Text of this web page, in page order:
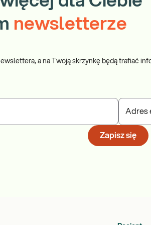
newsletterze
a na Twoją skrzynkę będą trafiać
Adres
Zapisz się